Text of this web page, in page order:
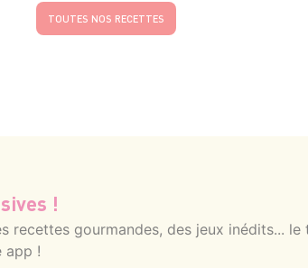
TOUTES NOS RECETTES
!
recettes gourmandes, des jeux inédits... le
app !